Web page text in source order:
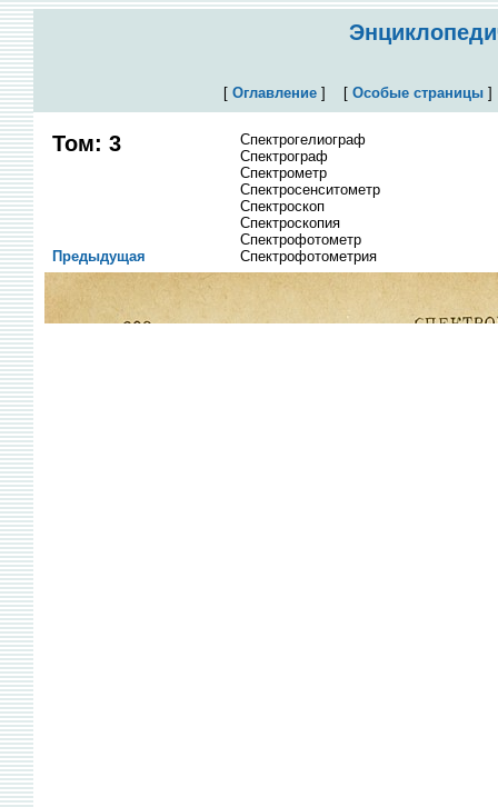
[ Оглавление] [ Особые страницы
Том: 3
Спектрогелиограф
Спектрограф
Спектрометр
Спектросенситометр
Спектроскоп
Спектроскопия
Спектрофотометр
Спектрофотометрия
Предыдущая